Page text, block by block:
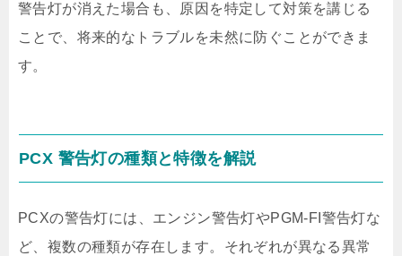
警告灯が消えた場合も、原因を特定して対策を講じる
ことで、将来的なトラブルを未然に防ぐことができま
す。
PCX 警告灯の種類と特徴を解説
PCXの警告灯には、エンジン警告灯やPGM-FI警告灯な
ど、複数の種類が存在します。それぞれが異なる異常